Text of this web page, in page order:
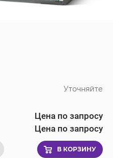
Уточняйте
Цена по запросу
Цена по запросу
В КОРЗИНУ